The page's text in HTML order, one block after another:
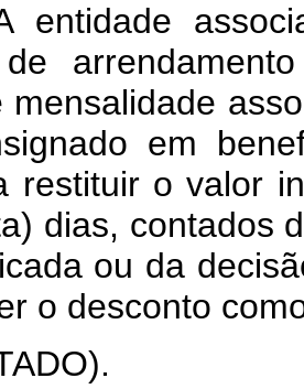
entidade
mensalidade
em
restituir o valor
dias, contados
ou da
o desconto